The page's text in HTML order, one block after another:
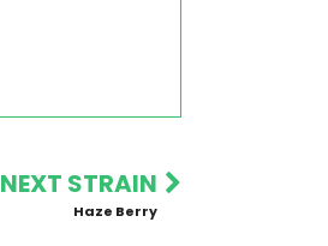
NEXT STRAIN
Haze Berry